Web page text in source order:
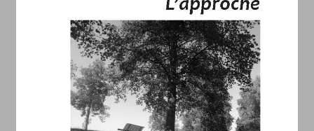
Laurent Billia
Philippe Di Meo